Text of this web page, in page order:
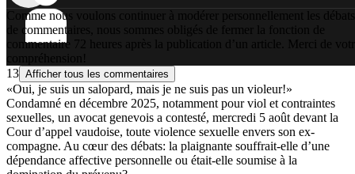
Comme nous voulons continuer à modérer personnellement les débats
de commentaires, nous sommes obligés de fermer la fonction de
commentaire 72 heures après la publication d’un article. Merci de
compréhension!
13 Afficher tous les commentaires
«Oui, je suis un salopard, mais je ne suis pas un violeur!»
Condamné en décembre 2025, notamment pour viol et contraintes
sexuelles, un avocat genevois a contesté, mercredi 5 août devant la
Cour d’appel vaudoise, toute violence sexuelle envers son ex-
compagne. Au cœur des débats: la plaignante souffrait-elle d’une
dépendance affective personnelle ou était-elle soumise à la